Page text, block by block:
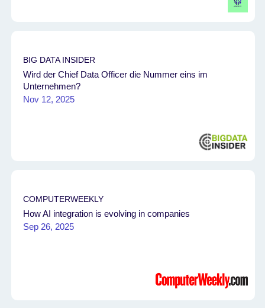
BIG DATA INSIDER
Wird der Chief Data Officer die Nummer eins im
Unternehmen?
Nov 12, 2025
COMPUTERWEEKLY
How AI integration is evolving in companies
Sep 26, 2025